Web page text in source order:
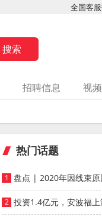
全国客
招聘信息 视频
热门话题
盘点 | 2020年因线束
投资1.4亿元，安波福上
智能仓库